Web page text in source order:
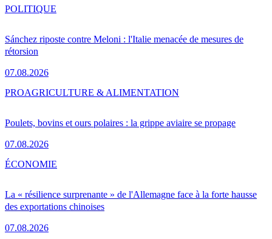
Sánchez riposte contre Meloni : l'Italie menacée de mesures de
rétorsion
07.08.2026
POLITIQUE
Poulets, bovins et ours polaires : la grippe aviaire se propage
07.08.2026
PROAGRICULTURE & ALIMENTATION
La « résilience surprenante » de l'Allemagne face à la forte hausse
des exportations chinoises
07.08.2026
ÉCONOMIE